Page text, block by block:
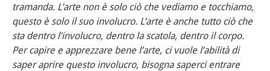
tramanda. L’arte non è solo ciò che vediamo e tocchiamo,
questo è solo il suo involucro. L’arte è anche tutto ciò che
sta dentro l’involucro, dentro la scatola, dentro il corpo.
Per capire e apprezzare bene l’arte, ci vuole l’abilità di
saper aprire questo involucro, bisogna saperci entrare